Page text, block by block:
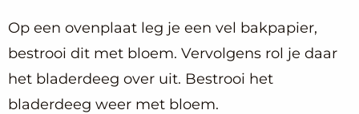
Op een ovenplaat leg je een vel bakpapier,
bestrooi dit met bloem. Vervolgens rol je daar
het bladerdeeg over uit. Bestrooi het
bladerdeeg weer met bloem.